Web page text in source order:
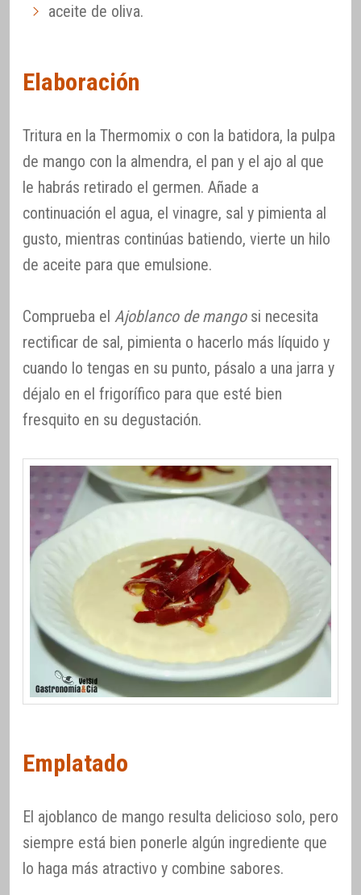
aceite de oliva.
Elaboración
Tritura en la Thermomix o con la batidora, la pulpa
de mango con la almendra, el pan y el ajo al que
le habrás retirado el germen. Añade a
continuación el agua, el vinagre, sal y pimienta al
gusto, mientras continúas batiendo, vierte un hilo
de aceite para que emulsione.
Comprueba el Ajoblanco de mangosi necesita
rectificar de sal, pimienta o hacerlo más líquido y
cuando lo tengas en su punto, pásalo a una jarra y
déjalo en el frigorífico para que esté bien
fresquito en su degustación.
Emplatado
El ajoblanco de mango resulta delicioso solo, pero
siempre está bien ponerle algún ingrediente que
lo haga más atractivo y combine sabores.